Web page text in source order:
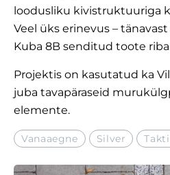
loodusliku kivistruktuuriga
Veel üks erinevus –
Kuba 8B senditud toote
Projektis on kasutatud ka
juba tavapäraseid
elemente.
Vanaaegne Silver